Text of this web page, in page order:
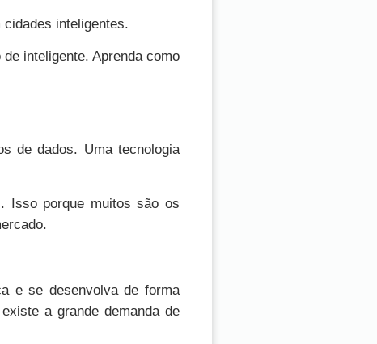
inteligentes.
inteligente. Aprenda como
de dados. Uma tecnologia
Isso porque muitos são os
e se desenvolva de forma
a grande demanda de